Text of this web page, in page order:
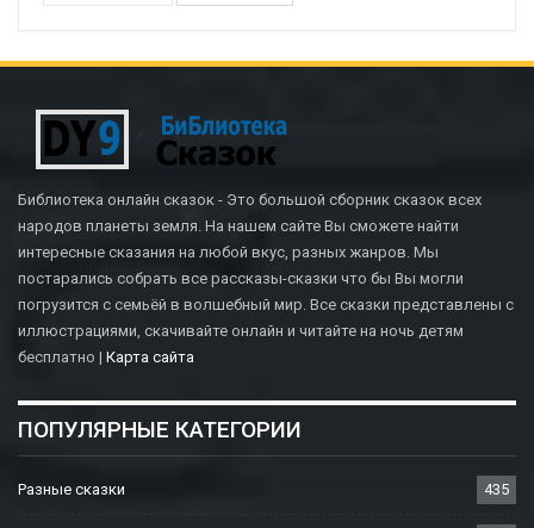
Библиотека онлайн сказок - Это большой сборник сказок всех
народов планеты земля. На нашем сайте Вы сможете найти
интересные сказания на любой вкус, разных жанров. Мы
постарались собрать все рассказы-сказки что бы Вы могли
погрузится с семьёй в волшебный мир. Все сказки представлены с
иллюстрациями, скачивайте онлайн и читайте на ночь детям
бесплатно | Карта сайта
ПОПУЛЯРНЫЕ КАТЕГОРИИ
Разные сказки 435